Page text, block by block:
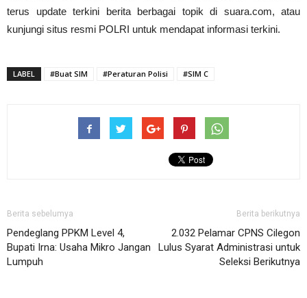
terus update terkini berita berbagai topik di suara.com, atau
kunjungi situs resmi POLRI untuk mendapat informasi terkini.
LABEL #Buat SIM #Peraturan Polisi #SIM C
Berita sebelumya
Pendeglang PPKM Level 4,
Bupati Irna: Usaha Mikro Jangan
Lumpuh
Berita berikutnya
2.032 Pelamar CPNS Cilegon
Lulus Syarat Administrasi untuk
Seleksi Berikutnya